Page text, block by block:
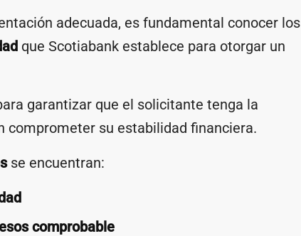
adecuada, es fundamental conocer los
que Scotiabank establece para otorgar un
garantizar que el solicitante tenga la
comprometer su estabilidad financiera.
se encuentran:
comprobable